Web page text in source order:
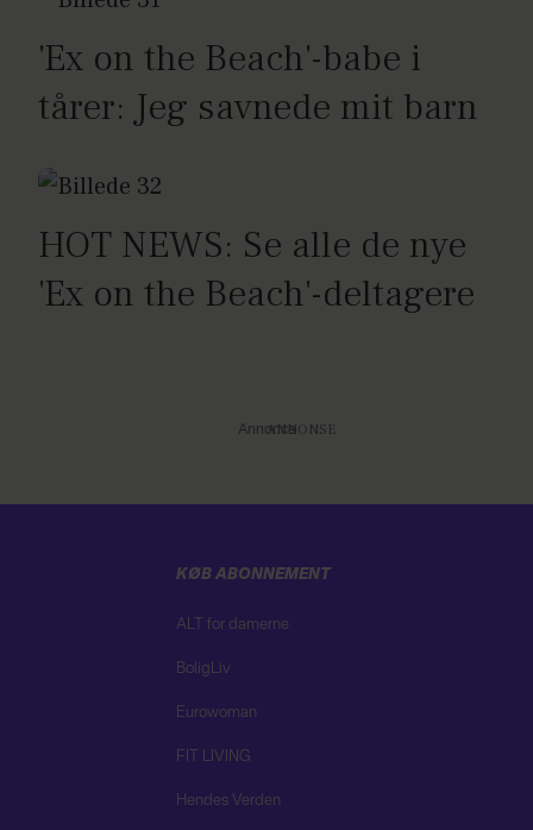
'Ex on the Beach'-babe i
tårer: Jeg savnede mit barn
HOT NEWS: Se alle de nye
'Ex on the Beach'-deltagere
Annonce
KØB ABONNEMENT
ALT for damerne
BoligLiv
Eurowoman
FIT LIVING
Hendes Verden